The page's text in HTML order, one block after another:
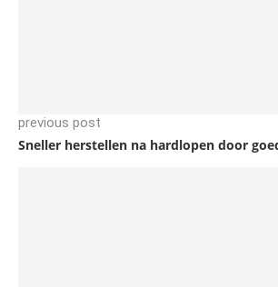
previous post
Sneller herstellen na hardlopen door